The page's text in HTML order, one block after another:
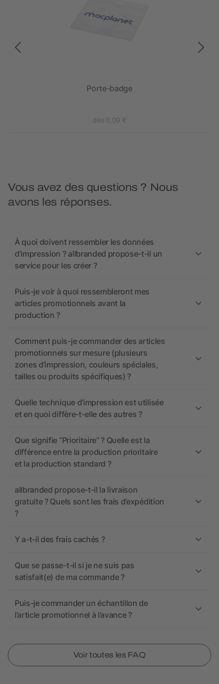
Porte-badge
dès 0,09 €
Vous avez des questions ? Nous
avons les réponses.
À quoi doivent ressembler les données
d’impression ? allbranded propose-t-il un
service pour les créer ?
Puis-je voir à quoi ressembleront mes
articles promotionnels avant la
production ?
Comment puis-je commander des articles
promotionnels sur mesure (plusieurs
zones d’impression, couleurs spéciales,
tailles ou produits spécifiques) ?
Quelle technique d’impression est utilisée
et en quoi diffère-t-elle des autres ?
Que signifie “Prioritaire” ? Quelle est la
différence entre la production prioritaire
et la production standard ?
allbranded propose-t-il la livraison
gratuite ? Quels sont les frais d’expédition
?
Y a-t-il des frais cachés ?
Que se passe-t-il si je ne suis pas
satisfait(e) de ma commande ?
Puis-je commander un échantillon de
l’article promotionnel à l’avance ?
Voir toutes les FAQ